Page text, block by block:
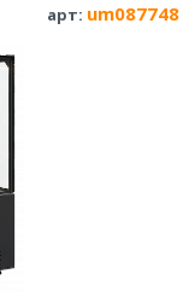
арт: um087748